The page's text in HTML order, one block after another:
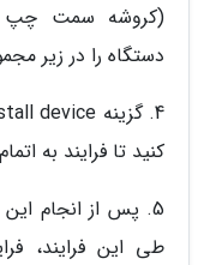
دستگاه را در زیر
کنید تا فرایند به
5. پس از انجام
طی این فرایند،